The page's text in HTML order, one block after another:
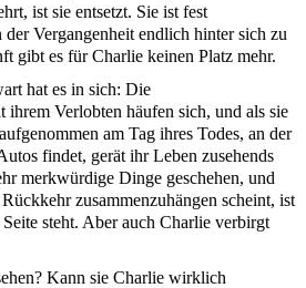
ist sie entsetzt. Sie ist fest
der Vergangenheit endlich hinter sich zu
gibt es für Charlie keinen Platz mehr.
hat es in sich: Die
ihrem Verlobten häufen sich, und als sie
am Tag ihres Todes, an der
findet, gerät ihr Leben zusehends
merkwürdige Dinge geschehen, und
zusammenzuhängen scheint, ist
steht. Aber auch Charlie verbirgt
Kann sie Charlie wirklich